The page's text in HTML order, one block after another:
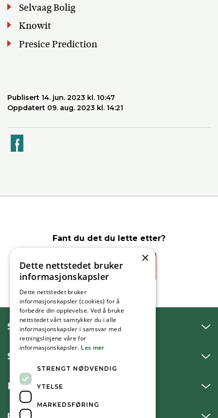
Selvaag Bolig
Knowit
Presice Prediction
Publisert 14. jun. 2023 kl. 10:47
Oppdatert 09. aug. 2023 kl. 14:21
Fant du det du lette etter?
Ja
SNAKK MED OSS
SKRIV TIL OSS
BESØK OSS
×
Dette nettstedet bruker
informasjonskapsler
Dette nettstedet bruker
informasjonskapsler (cookies) for å
forbedre din opplevelse. Ved å bruke
nettstedet vårt samtykker du i alle
informasjonskapsler i samsvar med
retningslinjene våre for
informasjonskapsler. Les mer
STRENGT NØDVENDIG
YTELSE
MARKEDSFØRING